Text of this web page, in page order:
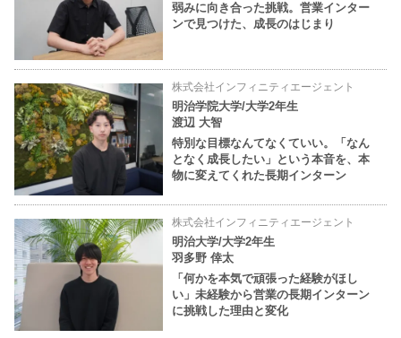
弱みに向き合った挑戦。営業インター
ンで見つけた、成長のはじまり
株式会社インフィニティエージェント
明治学院大学/大学2年生
渡辺 大智
特別な目標なんてなくていい。「なん
となく成長したい」という本音を、本
物に変えてくれた長期インターン
株式会社インフィニティエージェント
明治大学/大学2年生
羽多野 倖太
「何かを本気で頑張った経験がほし
い」未経験から営業の長期インターン
に挑戦した理由と変化